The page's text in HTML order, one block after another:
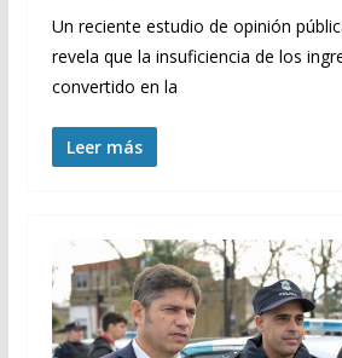
Un reciente estudio de opinión
revela que la insuficiencia de los
convertido en la
Leer más